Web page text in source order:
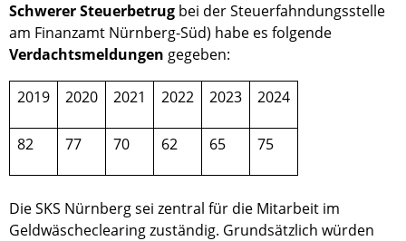
Schwerer Steuerbetrug bei der Steuerfahndungsstelle
am Finanzamt Nürnberg-Süd) habe es folgende
Verdachtsmeldungen gegeben:
2019 2020 2021 2022 2023 2024
82 77 70 62 65 75
Die SKS Nürnberg sei zentral für die Mitarbeit im
Geldwäscheclearing zuständig. Grundsätzlich würden